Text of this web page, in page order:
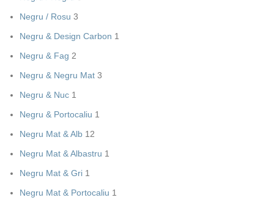
Negru / Rosu 3
Negru & Design Carbon 1
Negru & Fag 2
Negru & Negru Mat 3
Negru & Nuc 1
Negru & Portocaliu 1
Negru Mat & Alb 12
Negru Mat & Albastru 1
Negru Mat & Gri 1
Negru Mat & Portocaliu 1